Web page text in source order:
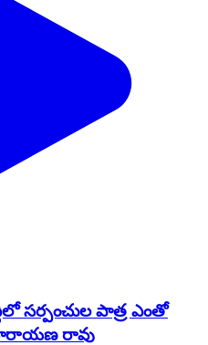
సర్పంచుల పాత్ర ఎంతో
రావు